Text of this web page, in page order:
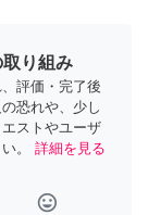
り組み
評価・完了後
恐れや、少し
ストやユーザ
。
詳細を見る
tag_faces